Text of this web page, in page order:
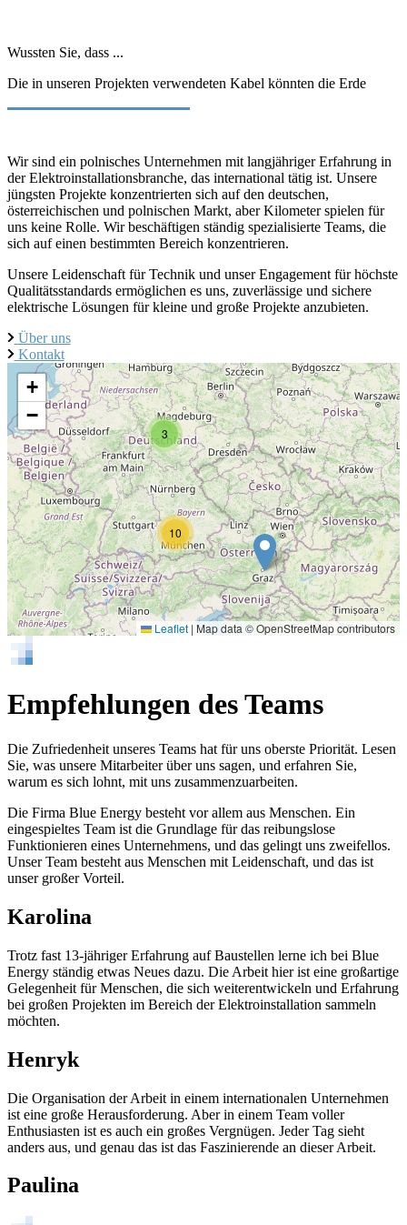
Wussten Sie, dass ...
Die in unseren Projekten verwendeten Kabel könnten die Erde
Wir sind ein polnisches Unternehmen mit langjähriger Erfahrung in
der Elektroinstallationsbranche, das international tätig ist. Unsere
jüngsten Projekte konzentrierten sich auf den deutschen,
österreichischen und polnischen Markt, aber Kilometer spielen für
uns keine Rolle. Wir beschäftigen ständig spezialisierte Teams, die
sich auf einen bestimmten Bereich konzentrieren.
Unsere Leidenschaft für Technik und unser Engagement für höchste
Qualitätsstandards ermöglichen es uns, zuverlässige und sichere
elektrische Lösungen für kleine und große Projekte anzubieten.
Über uns
Kontakt
3
10
+
−
Leaflet | Map data © OpenStreetMap contributors
Empfehlungen des Teams
Die Zufriedenheit unseres Teams hat für uns oberste Priorität. Lesen
Sie, was unsere Mitarbeiter über uns sagen, und erfahren Sie,
warum es sich lohnt, mit uns zusammenzuarbeiten.
Die Firma Blue Energy besteht vor allem aus Menschen. Ein
eingespieltes Team ist die Grundlage für das reibungslose
Funktionieren eines Unternehmens, und das gelingt uns zweifellos.
Unser Team besteht aus Menschen mit Leidenschaft, und das ist
unser großer Vorteil.
Karolina
Trotz fast 13-jähriger Erfahrung auf Baustellen lerne ich bei Blue
Energy ständig etwas Neues dazu. Die Arbeit hier ist eine großartige
Gelegenheit für Menschen, die sich weiterentwickeln und Erfahrung
bei großen Projekten im Bereich der Elektroinstallation sammeln
möchten.
Henryk
Die Organisation der Arbeit in einem internationalen Unternehmen
ist eine große Herausforderung. Aber in einem Team voller
Enthusiasten ist es auch ein großes Vergnügen. Jeder Tag sieht
anders aus, und genau das ist das Faszinierende an dieser Arbeit.
Paulina